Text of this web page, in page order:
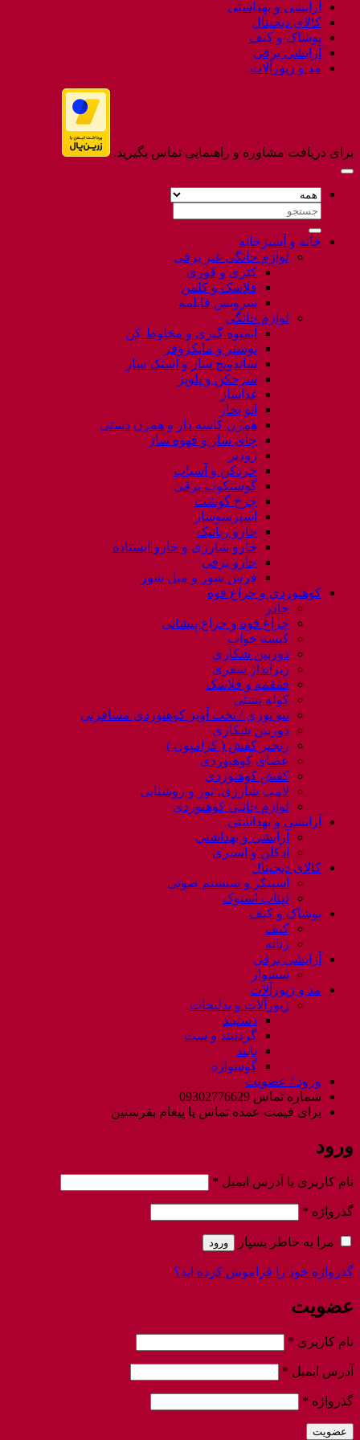
آرایشی و بهداشتی
کالای دیجیتال
پوشاک و کیف
آرایشی برقی
مد و زیورآلات
برای دریافت مشاوره و راهنمایی تماس بگیرید.
جستجو
خانه و آشپزخانه
لوازم خانگی غیر برقی
کتری و قوری
فلاسک و کلمن
سرویس قابلمه
لوازم خانگی
آبمیوه گیری و مخلوط کن
توستر و مایکروفر
ساندویچ ساز و اسنک ساز
سرخکن و پلوپز
غذاساز
اتو بخار
همزن کاسه دار و همزن دستی
چای ساز و قهوه ساز
زودپز
خردکن و آسیاب
گوشتکوب برقی
چرخ گوشت
اسپرسوساز
جارو رباتیک
جارو شارژی و جارو ایستاده
جارو برقی
فرش شور و مبل شور
کوهنوردی و چراغ قوه
چادر
چراغ قوه و چراغ پیشانی
کیسه خواب
دوربین شکاری
زیرانداز سفری
قمقمه و فلاسک
کوله پشتی
ننو توری / تخت آویز کوهنوردی مسافرتی
دوربین شکاری
زنجیر کفش ( کرامپون )
عصای کوهنوردی
کفش کوهنوردی
لامپ شارژی، نور و روشنایی
لوازم جانبی کوهنوردی
آرایشی و بهداشتی
آرایشی و بهداشتی
ادکلن و اسپری
کالای دیجیتال
اسپیکر و سیستم صوتی
لپتاب استوک
پوشاک و کیف
کیف
زنانه
آرایشی برقی
سشوار
مد و زیورآلات
زیورآلات و بدلیجات
دستبند
گردنبند و ست
پابند
گوشواره
ورود / عضویت
شماره تماس 09302776629
برای قیمت عمده تماس یا پیغام بفرستین
ورود
نام کاربری یا آدرس ایمیل *
گذرواژه *
مرا به خاطر بسپار ورود
گذرواژه خود را فراموش کرده اید؟
عضویت
نام کاربری *
آدرس ایمیل *
گذرواژه *
عضویت